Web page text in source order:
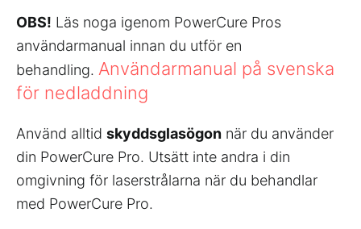
OBS! Läs noga igenom PowerCure Pros
användarmanual innan du utför en
behandling. Användarmanual på svenska
för nedladdning
Använd alltid skyddsglasögon när du använder
din PowerCure Pro. Utsätt inte andra i din
omgivning för laserstrålarna när du behandlar
med PowerCure Pro.